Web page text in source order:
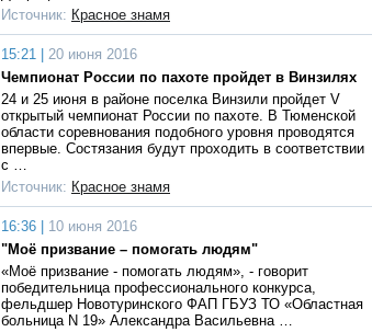
Источник: Красное знамя
15:21 |
20 июня 2016
Чемпионат России по пахоте пройдет в Винзилях
24 и 25 июня в районе поселка Винзили пройдет V
открытый чемпионат России по пахоте. В Тюменской
области соревнования подобного уровня проводятся
впервые. Состязания будут проходить в соответствии
с …
Источник: Красное знамя
16:36 |
10 июня 2016
"Моё призвание – помогать людям"
«Моё призвание - помогать людям», - говорит
победительница профессионального конкурса,
фельдшер Новотуринского ФАП ГБУЗ ТО «Областная
больница N 19» Александра Васильевна …